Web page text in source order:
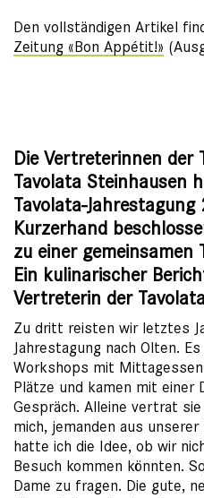
Den vollständigen Artikel
Zeitung «Bon Appétit!»
Die Vertreterinnen der
Tavolata Steinhausen
Tavolata-
Kurzerhand
zu einer gemeinsamen
Ein kulinarischer
Vertreterin der
Zu dritt reisten wir letztes
Jahrestagung nach Olten.
Workshops mit
Plätze und kamen mit einer
Gespräch. Alleine vertrat
mich, jemanden aus
hatte ich die Idee, ob wir
Besuch kommen könnten.
Dame zu fragen. Die gute,